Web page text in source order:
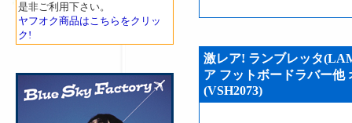
是非ご利用下さい。
ヤフオク商品はこちらをクリッ
ク!
激レア! ランブレッタ
ア フットボードラバー他
(VSH2073)